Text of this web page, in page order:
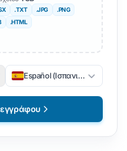
.TXT .JPG
.PNG
.HTML
Español (Ισπανικά)